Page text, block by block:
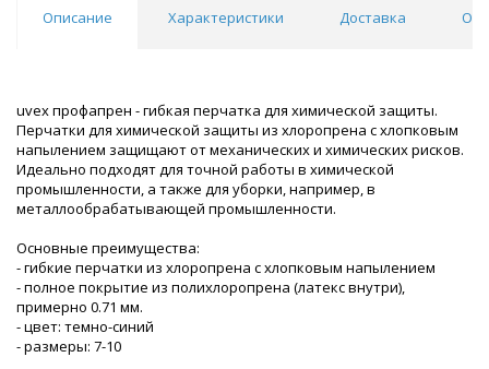
Описание Характеристики Доставка
uvex профапрен - гибкая перчатка для химической защиты.
Перчатки для химической защиты из хлоропрена с хлопковым
напылением защищают от механических и химических рисков.
Идеально подходят для точной работы в химической
промышленности, а также для уборки, например, в
металлообрабатывающей промышленности.
Основные преимущества:
- гибкие перчатки из хлоропрена с хлопковым напылением
- полное покрытие из полихлоропрена (латекс внутри),
примерно 0.71 мм.
- цвет: темно-синий
- размеры: 7-10